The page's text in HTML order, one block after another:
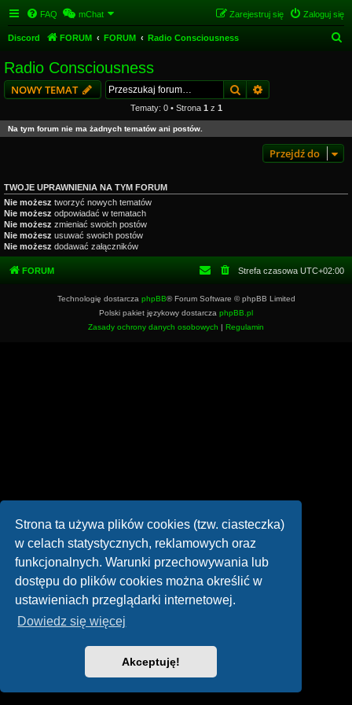
Strona ta używa plików cookies (tzw. ciasteczka)
w celach statystycznych, reklamowych oraz
funkcjonalnych. Warunki przechowywania lub
dostępu do plików cookies można określić w
ustawieniach przeglądarki internetowej.
Dowiedz się więcej
Akceptuję!
FAQ mChat Zaloguj się
Zarejestruj się
Discord FORUM FORUM Radio Consciousness
Radio Consciousness
NOWY TEMAT SzukajWyszukiwanie
Tematy: 0 • Strona 1 z 1
Na tym forum nie ma żadnych tematów ani postów.
Przejdź do
TWOJE UPRAWNIENIA NA TYM FORUM
Nie możesz tworzyć nowych tematów
Nie możesz odpowiadać w tematach
Nie możesz zmieniać swoich postów
Nie możesz usuwać swoich postów
Nie możesz dodawać załączników
FORUM Strefa czasowa UTC+02:00
Technologię dostarcza phpBB® Forum Software © phpBB Limited
Polski pakiet językowy dostarcza phpBB.pl
Zasady ochrony danych osobowych | Regulamin